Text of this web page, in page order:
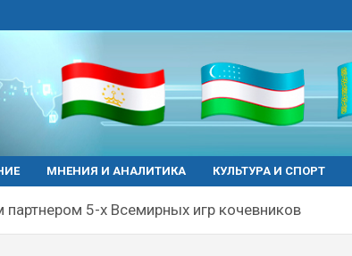
МНЕНИЯ И АНАЛИТИКА КУЛЬТУРА И СПОРТ
5-х Всемирных игр кочевников